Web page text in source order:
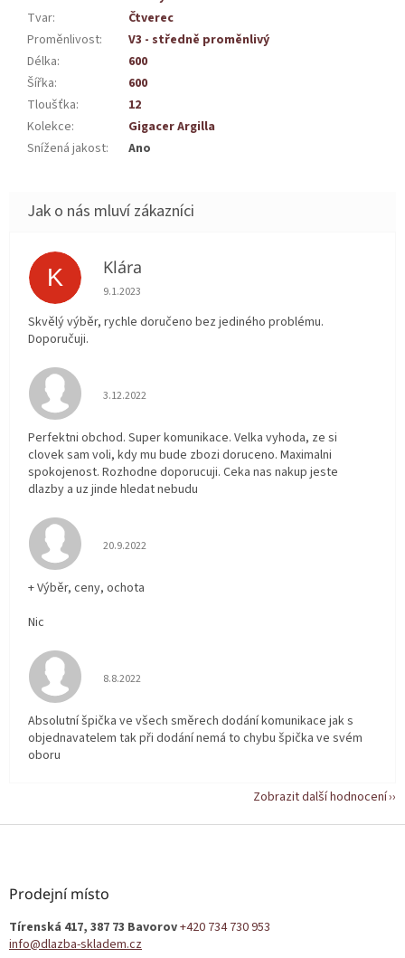
Tvar:
Čtverec
Proměnlivost:
V3 - středně proměnlivý
Délka:
600
Šířka:
600
Tloušťka:
12
Kolekce:
Gigacer Argilla
Snížená jakost: Ano
K Klára
Hodnocení obchodu je 5 z 5 hvězdiček.
9.1.2023
Skvělý výběr, rychle doručeno bez jediného problému.
Doporučuji.
Hodnocení obchodu je 5 z 5 hvězdiček.
3.12.2022
Perfektni obchod. Super komunikace. Velka vyhoda, ze si
clovek sam voli, kdy mu bude zbozi doruceno. Maximalni
spokojenost. Rozhodne doporucuji. Ceka nas nakup jeste
dlazby a uz jinde hledat nebudu
Hodnocení obchodu je 5 z 5 hvězdiček.
20.9.2022
+ Výběr, ceny, ochota
Nic
Hodnocení obchodu je 5 z 5 hvězdiček.
8.8.2022
Absolutní špička ve všech směrech dodání komunikace jak s
objednavatelem tak při dodání nemá to chybu špička ve svém
oboru
Zobrazit další hodnocení
Z
Prodejní místo
Tírenská 417, 387 73 Bavorov+420 734 730 953
info@dlazba-skladem.cz